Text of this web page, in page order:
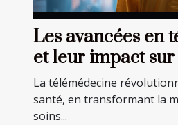
Les avancées en
et leur impact sur
soins
La télémédecine
santé, en transformant la
soins...